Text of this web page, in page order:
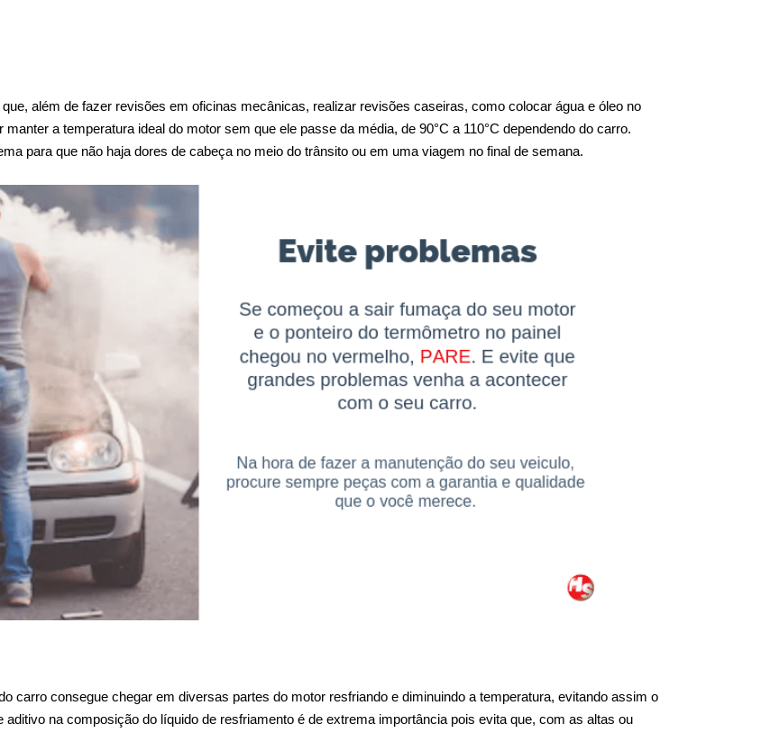
além de fazer revisões em oficinas mecânicas, realizar revisões caseiras, como colocar água e óleo no
a temperatura ideal do motor sem que ele passe da média, de 90°C a 110°C dependendo do carro.
para que não haja dores de cabeça no meio do trânsito ou em uma viagem no final de semana.
carro consegue chegar em diversas partes do motor resfriando e diminuindo a temperatura, evitando assim o
na composição do líquido de resfriamento é de extrema importância pois evita que, com as altas ou